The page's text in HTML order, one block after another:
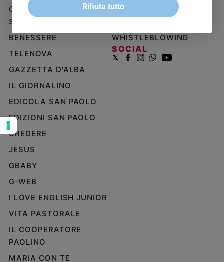
Cultura
e
spettacoli
Sanremo
Cinema,
Tv
streaming
Libri
Musica
Famiglia
educazione
Genitori
e
Nonni
Scuola
GRUPPO EDITORIALE
SAN PAOLO
BENESSERE
TELENOVA
GAZZETTA D'ALBA
IL GIORNALINO
EDICOLA SAN PAOLO
EDIZIONI SAN PAOLO
CREDERE
JESUS
GBABY
G-WEB
I LOVE ENGLISH JUNIOR
VITA PASTORALE
IL COOPERATORE
PAOLINO
MARIA CON TE
PRIVACY POLICY
WHISTLEBLOWING
SOCIAL
Rifiuta tutto